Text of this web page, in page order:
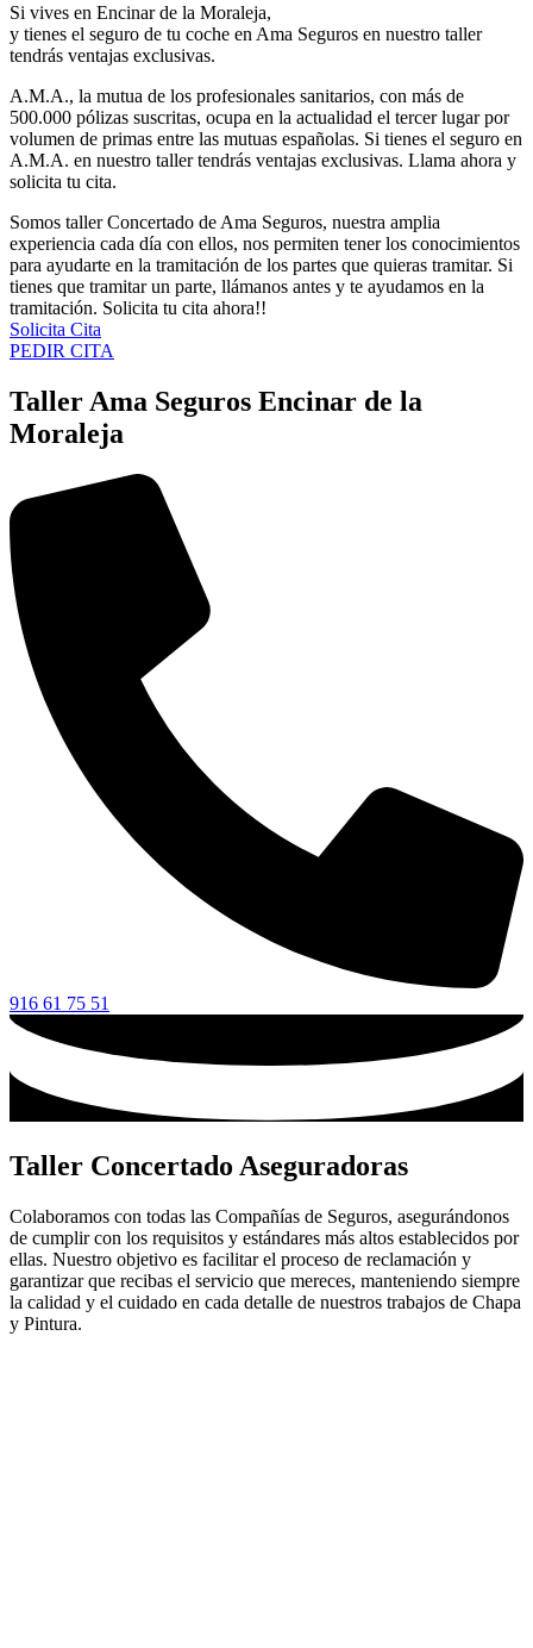
Si vives en Encinar de la Moraleja,
y tienes el seguro de tu coche en Ama Seguros en nuestro taller
tendrás ventajas exclusivas.
A.M.A., la mutua de los profesionales sanitarios, con más de
500.000 pólizas suscritas, ocupa en la actualidad el tercer lugar por
volumen de primas entre las mutuas españolas. Si tienes el seguro en
A.M.A. en nuestro taller tendrás ventajas exclusivas. Llama ahora y
solicita tu cita.
Somos taller Concertado de Ama Seguros, nuestra amplia
experiencia cada día con ellos, nos permiten tener los conocimientos
para ayudarte en la tramitación de los partes que quieras tramitar. Si
tienes que tramitar un parte, llámanos antes y te ayudamos en la
tramitación. Solicita tu cita ahora!!
Solicita Cita
PEDIR CITA
Taller Ama Seguros Encinar de la
Moraleja
916 61 75 51
Taller Concertado Aseguradoras
Colaboramos con todas las Compañías de Seguros, asegurándonos
de cumplir con los requisitos y estándares más altos establecidos por
ellas. Nuestro objetivo es facilitar el proceso de reclamación y
garantizar que recibas el servicio que mereces, manteniendo siempre
la calidad y el cuidado en cada detalle de nuestros trabajos de Chapa
y Pintura.